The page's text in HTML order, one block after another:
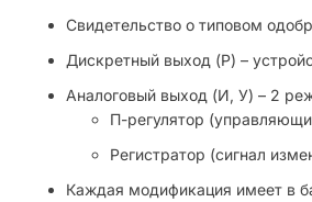
Свидетельство о типовом
Дискретный выход (Р) –
Аналоговый выход (И, У) – 2
П-регулятор
Регистратор (сигнал
Каждая модификация имеет в